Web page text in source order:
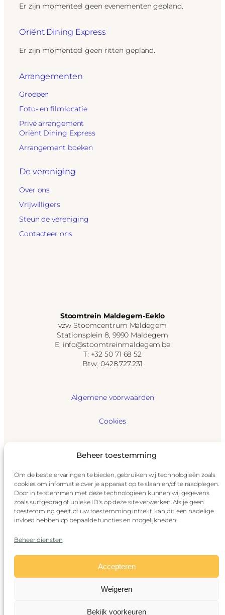
Beheer toestemming
Om de beste ervaringen te bieden, gebruiken wij technologieën zoals
cookies om informatie over je apparaat op te slaan en/of te raadplegen.
Door in te stemmen met deze technologieën kunnen wij gegevens
zoals surfgedrag of unieke ID's op deze site verwerken. Als je geen
toestemming geeft of uw toestemming intrekt, kan dit een nadelige
invloed hebben op bepaalde functies en mogelijkheden.
Beheer diensten
Accepteren
Weigeren
Bekijk voorkeuren
Er zijn momenteel geen evenementen gepland.
Oriënt Dining Express
Er zijn momenteel geen ritten gepland.
Arrangementen
Groepen
Foto- en filmlocatie
Privé arrangement
Oriënt Dining Express
Arrangement boeken
De vereniging
Over ons
Vrijwilligers
Steun de vereniging
Contacteer ons
Stoomtrein Maldegem-Eeklo
vzw Stoomcentrum Maldegem
Stationsplein 8, 9990 Maldegem
E: info@stoomtreinmaldegem.be
T: +32 50 71 68 52
Btw: 0428.727.231
Algemene voorwaarden
Cookies
Disclaimer
Impressum
© Stoomtrein Maldegem-Eeklo
Alle rechten voorbehouden aan Stoomtrein
respectievelijke beeldmateriaal.
Français